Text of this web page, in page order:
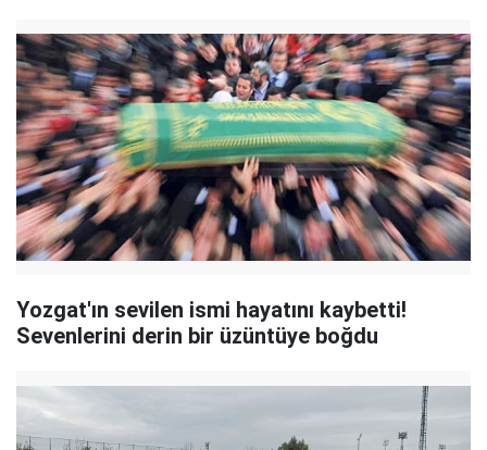
Yozgat'ın sevilen ismi hayatını kaybetti!
Sevenlerini derin bir üzüntüye boğdu